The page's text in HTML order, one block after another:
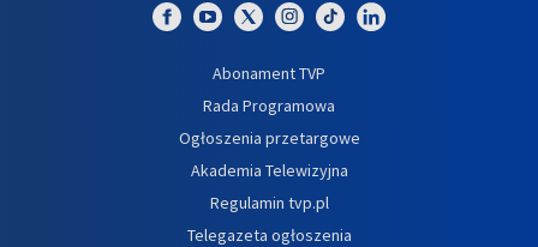
Abonament TVP
Rada Programowa
Ogłoszenia przetargowe
Akademia Telewizyjna
Regulamin tvp.pl
Telegazeta ogłoszenia